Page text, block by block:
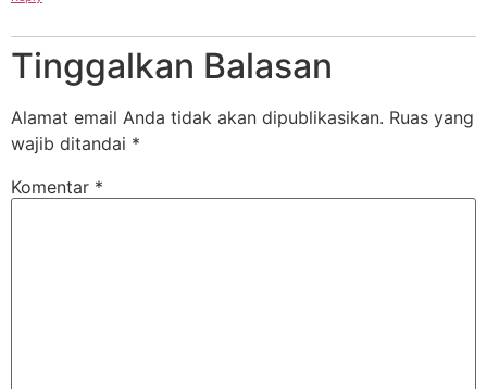
Tinggalkan Balasan
Alamat email Anda tidak akan dipublikasikan. Ruas yang
wajib ditandai *
Komentar *